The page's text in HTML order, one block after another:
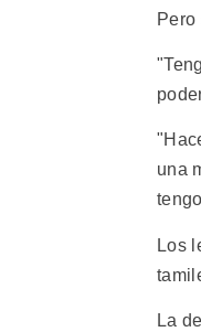
una
Los
La